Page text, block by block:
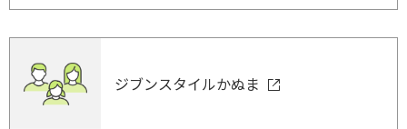
ジブンスタイルかぬま